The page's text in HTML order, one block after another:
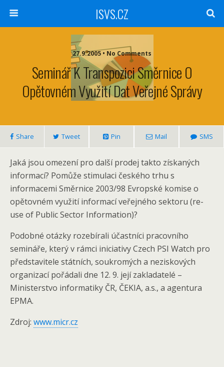
ISVS.CZ
27.9.2005 • No Comments
Seminář K Transpozici Směrnice O
Opětovném Využití Dat Veřejné Správy
Share Tweet Pin Mail SMS
Jaká jsou omezení pro další prodej takto získaných
informací? Pomůže stimulaci českého trhu s
informacemi Směrnice 2003/98 Evropské komise o
opětovném využití informací veřejného sektoru (re-
use of Public Sector Information)?
Podobné otázky rozebírali účastníci pracovního
semináře, který v rámci iniciativy Czech PSI Watch pro
představitele státních, soukromých a neziskových
organizací pořádali dne 12. 9. její zakladatelé –
Ministerstvo informatiky ČR, ČEKIA, a.s., a agentura
EPMA.
Zdroj: www.micr.cz